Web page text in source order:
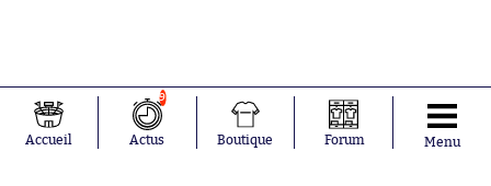
Accueil
9
Actus Boutique Forum Menu